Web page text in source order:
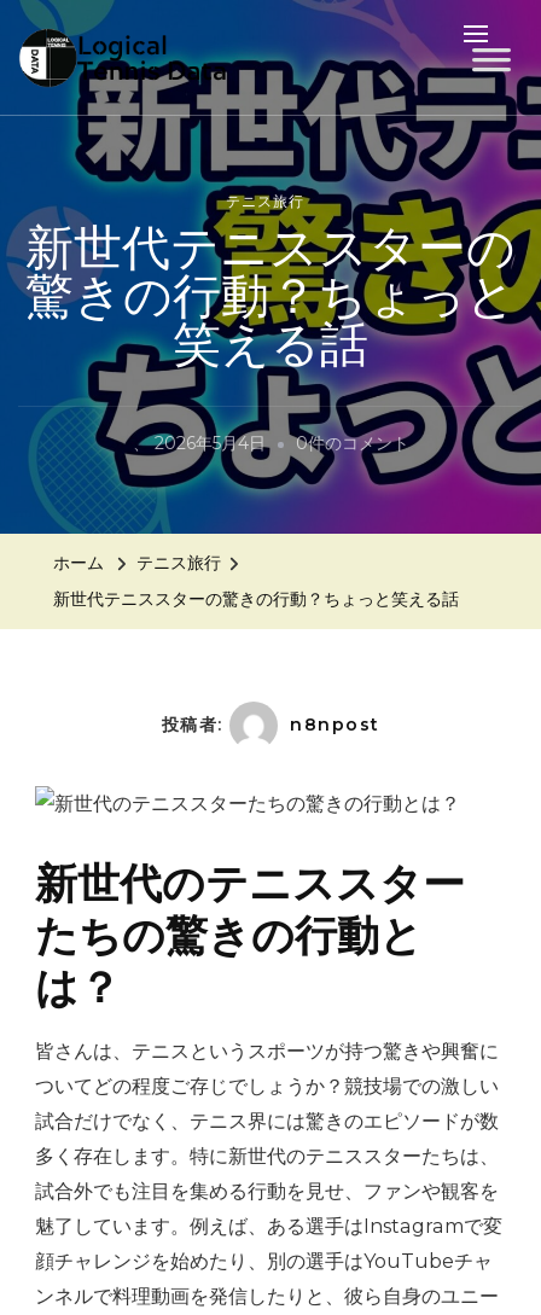
LTD
Logical Tennis Data
テニス旅行
新世代テニススターの
驚きの行動？ちょっと
笑える話
、2026年5月4日
新
世
ー
驚
行
動？
笑
る
話
へ
0件のコメント
ホーム
テニス旅行
新世代テニススターの驚きの行動？ちょっと笑える話
投稿者: n8npost
新世代のテニススター
たちの驚きの行動と
は？
皆さんは、テニスというスポーツが持つ驚きや興奮に
ついてどの程度ご存じでしょうか？競技場での激しい
試合だけでなく、テニス界には驚きのエピソードが数
多く存在します。特に新世代のテニススターたちは、
試合外でも注目を集める行動を見せ、ファンや観客を
魅了しています。例えば、ある選手はInstagramで変
顔チャレンジを始めたり、別の選手はYouTubeチャ
ンネルで料理動画を発信したりと、彼ら自身のユニー